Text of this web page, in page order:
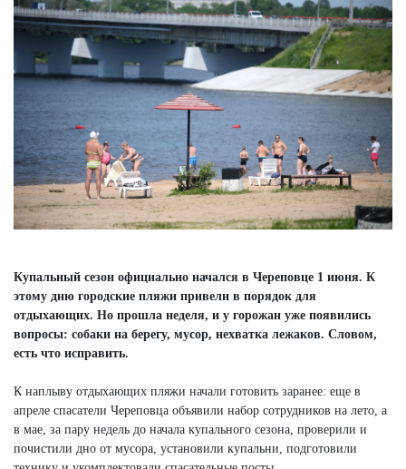
Купальный сезон официально начался в Череповце 1 июня. К
этому дню городские пляжи привели в порядок для
отдыхающих. Но прошла неделя, и у горожан уже появились
вопросы: собаки на берегу, мусор, нехватка лежаков. Словом,
есть что исправить.
К наплыву отдыхающих пляжи начали готовить заранее: еще в
апреле спасатели Череповца объявили набор сотрудников на лето, а
в мае, за пару недель до начала купального сезона, проверили и
почистили дно от мусора, установили купальни, подготовили